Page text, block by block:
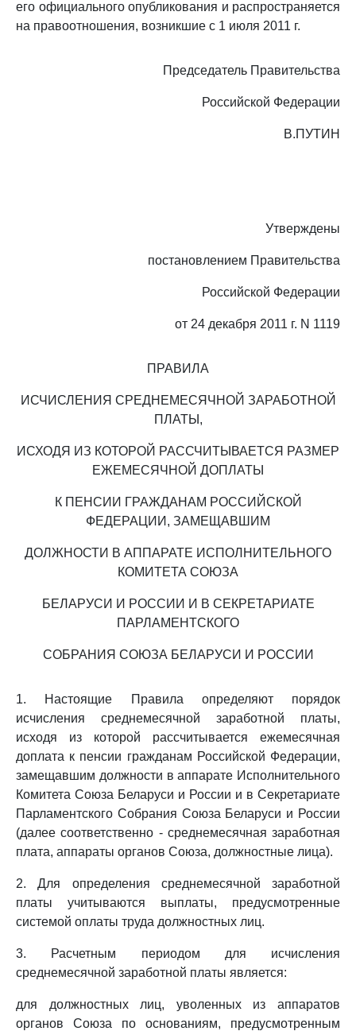
его официального опубликования и распространяется
на правоотношения, возникшие с 1 июля 2011 г.
Председатель Правительства
Российской Федерации
В.ПУТИН
Утверждены
постановлением Правительства
Российской Федерации
от 24 декабря 2011 г. N 1119
ПРАВИЛА
ИСЧИСЛЕНИЯ СРЕДНЕМЕСЯЧНОЙ ЗАРАБОТНОЙ
ПЛАТЫ,
ИСХОДЯ ИЗ КОТОРОЙ РАССЧИТЫВАЕТСЯ РАЗМЕР
ЕЖЕМЕСЯЧНОЙ ДОПЛАТЫ
К ПЕНСИИ ГРАЖДАНАМ РОССИЙСКОЙ
ФЕДЕРАЦИИ, ЗАМЕЩАВШИМ
ДОЛЖНОСТИ В АППАРАТЕ ИСПОЛНИТЕЛЬНОГО
КОМИТЕТА СОЮЗА
БЕЛАРУСИ И РОССИИ И В СЕКРЕТАРИАТЕ
ПАРЛАМЕНТСКОГО
СОБРАНИЯ СОЮЗА БЕЛАРУСИ И РОССИИ
1. Настоящие Правила определяют порядок
исчисления среднемесячной заработной платы,
исходя из которой рассчитывается ежемесячная
доплата к пенсии гражданам Российской Федерации,
замещавшим должности в аппарате Исполнительного
Комитета Союза Беларуси и России и в Секретариате
Парламентского Собрания Союза Беларуси и России
(далее соответственно - среднемесячная заработная
плата, аппараты органов Союза, должностные лица).
2. Для определения среднемесячной заработной
платы учитываются выплаты, предусмотренные
системой оплаты труда должностных лиц.
3. Расчетным периодом для исчисления
среднемесячной заработной платы является:
для должностных лиц, уволенных из аппаратов
органов Союза по основаниям, предусмотренным